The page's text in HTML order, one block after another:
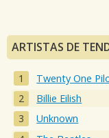
ARTISTAS DE
Twenty One
Billie Eilish
Unknown